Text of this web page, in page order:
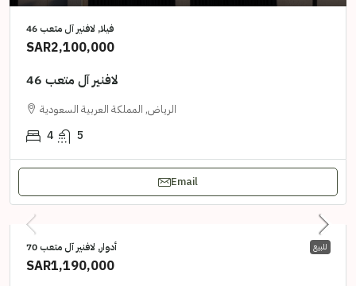
فيلا, لافنير آل متعب 46
SAR2,100,000
لافنير آل متعب 46
الرياض, المملكة العربية السعودية
4 5
Email
للبيع أدوار, لافنير آل متعب 70
SAR1,190,000